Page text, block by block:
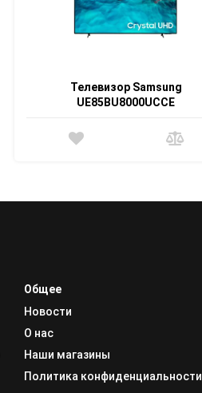
Телевизор Samsung
UE85BU8000UCCE
Общее
Новости
О нас
Наши магазины
Политика конфиденциальности